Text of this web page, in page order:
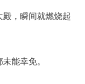
殿，瞬间就燃烧起
能幸免。